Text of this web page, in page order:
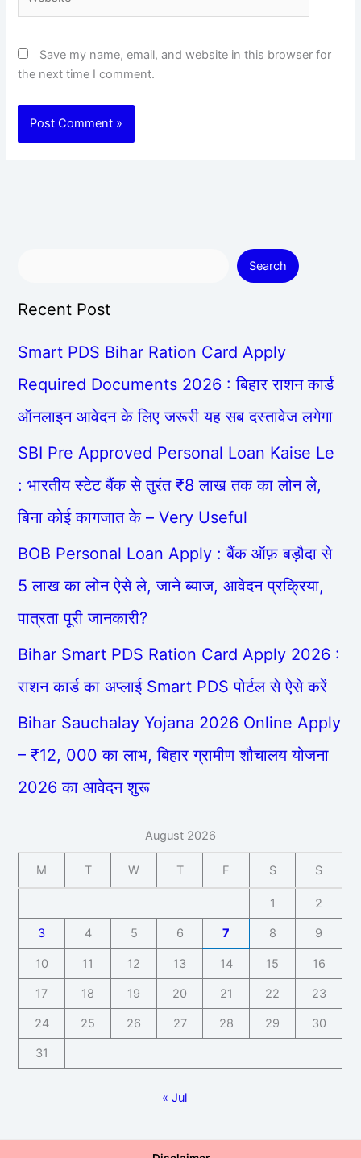
Save my name, email, and website in this browser for
the next time I comment.
Search
Recent Post
Smart PDS Bihar Ration Card Apply
Required Documents 2026 : बिहार राशन कार्ड
ऑनलाइन आवेदन के लिए जरूरी यह सब दस्तावेज लगेगा
SBI Pre Approved Personal Loan Kaise Le
: भारतीय स्टेट बैंक से तुरंत ₹8 लाख तक का लोन ले,
बिना कोई कागजात के – Very Useful
BOB Personal Loan Apply : बैंक ऑफ़ बड़ौदा से
5 लाख का लोन ऐसे ले, जाने ब्याज, आवेदन प्रक्रिया,
पात्रता पूरी जानकारी?
Bihar Smart PDS Ration Card Apply 2026 :
राशन कार्ड का अप्लाई Smart PDS पोर्टल से ऐसे करें
Bihar Sauchalay Yojana 2026 Online Apply
– ₹12, 000 का लाभ, बिहार ग्रामीण शौचालय योजना
2026 का आवेदन शुरू
August 2026
M T W T F S S
1 2
3 4 5 6 7 8 9
10 11 12 13 14 15 16
17 18 19 20 21 22 23
24 25 26 27 28 29 30
31
« Jul